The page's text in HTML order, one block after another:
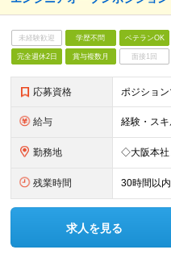
未経験歓迎 学歴不問 ベテランOK
完全週休2日 賞与複数月 面接1回
応募資格
給与
勤務地
残業時間 30時間以内
求人を見る